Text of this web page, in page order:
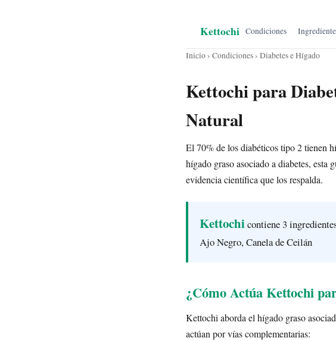
Kettochi Condiciones
Inicio› Condiciones› Diabetes e Hígado
Kettochi para
Natural
El 70% de los diabéticos tipo 2 tienen
hígado graso asociado a diabetes, esta
evidencia científica que los respalda.
Kettochicontiene 3
Ajo Negro, Canela de Ceilán
¿Cómo Actúa Kettochi
Kettochi aborda el hígado graso
actúan por vías complementarias: